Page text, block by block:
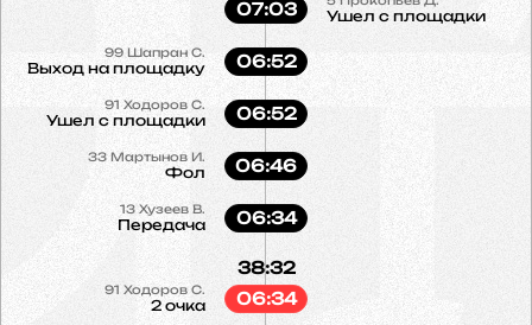
Ушел с площадки
07:03
99 Шапран С.
Выход на площадку 06:52
91Ходоров С.
Ушел с площадки 06:52
33Мартынов И.
Фол 06:46
13 Хузеев В.
Передача 06:34
91 Ходоров С.
2 очка
38:32
06:34